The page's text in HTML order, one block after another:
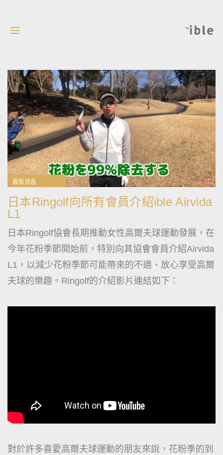
最新消息
日本Ringolf向所有會員介紹ible Airvida
L1
日本Ringolf協會長期推動女性高爾夫球運動發展，在
今年花粉季節開始前，特別向其協會會員介紹Airvida
L1，以減少花粉季節可能帶來的不適、放心享受高爾
夫球的樂趣。Ringolf的介紹影片連結如下：
對於許多喜愛高爾夫球運動的朋友來說，花粉季的到